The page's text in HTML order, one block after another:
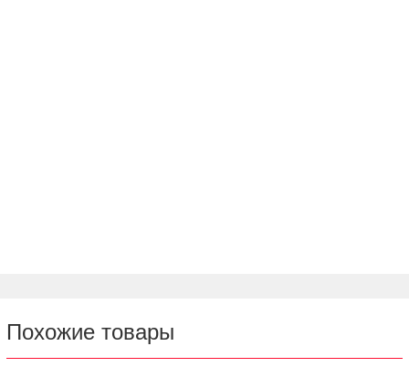
Похожие товары